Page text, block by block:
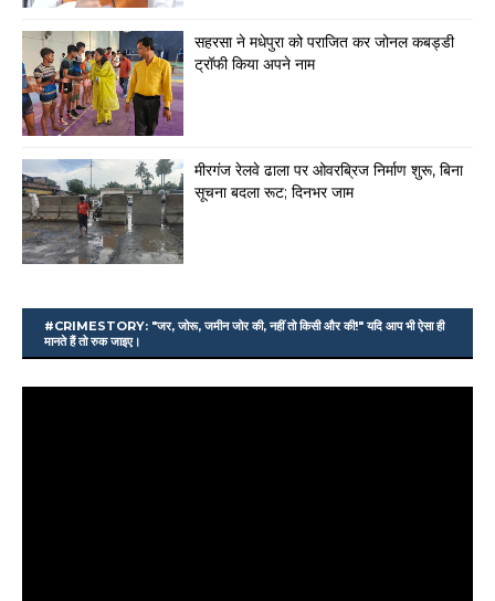
सहरसा ने मधेपुरा को पराजित कर जोनल कबड्डी
ट्रॉफी किया अपने नाम
मीरगंज रेलवे ढाला पर ओवरब्रिज निर्माण शुरू, बिना
सूचना बदला रूट; दिनभर जाम
#CRIMESTORY: "जर, जोरू, जमीन जोर की, नहीं तो किसी और की!" यदि आप भी ऐसा ही
मानते हैं तो रुक जाइए।